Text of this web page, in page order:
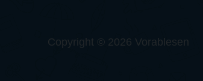
Copyright © 2026 Vorablesen